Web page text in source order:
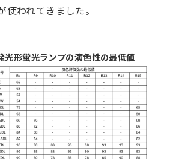
使われてきました。
形蛍光ランプの演色性の最低値